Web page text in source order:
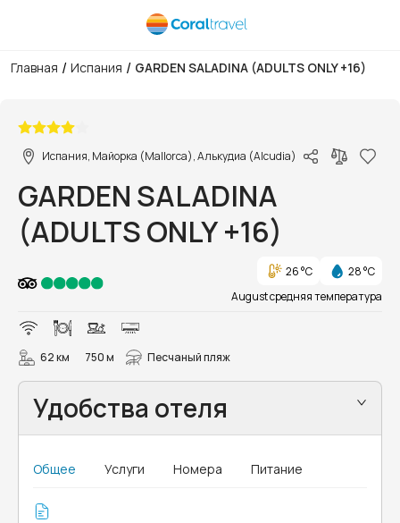
Главная / Испания / GARDEN SALADINA (ADULTS ONLY +16)
1/108
Испания, Майорка (Mallorca), Алькудиа (Alcudia)
GARDEN SALADINA
(ADULTS ONLY +16)
26 °C
28 °C
August средняя температура
62 км 750 м Песчаный пляж
Удобства отеля
Общее Услуги Номера Питание